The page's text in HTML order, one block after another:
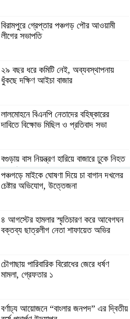
বিরামপুরে গ্রেপ্তার পঞ্চগড় পৌর আওয়ামী
লীগের সভাপতি
২৯ বছর ধরে কমিটি নেই, অব্যবস্থাপনায়
ধুঁকছে দক্ষিণ আইচা বাজার
লালমোহনে বিএনপি নেতাদের বহিষ্কারের
দাবিতে বিক্ষোভ মিছিল ও প্রতিবাদ সভা
বগুড়ায় বাস নিয়ন্ত্রণ হারিয়ে বাজারে ঢুকে নিহত
৭, আহত অন্তত ২৫
দু’পক্ষের পাল্টাপাল্টি অভিযোগ ও মামলা
অভিযোগ, থানায় মামলা ধর্ষক গ্রেফতার
দলীয় ঐক্যের স্মারকলিপি
পঞ্চগড়ে মাইকে ঘোষণা দিয়ে চা বাগান দখলের
চেষ্টার অভিযোগ, উত্তেজনা
৪ আগস্টের হামলার স্মৃতিচারণ করে আবেগঘন
বক্তব্য ছাত্রলীগ নেতা শাফায়েত অভির
চৌগাছায় পারিবারিক বিরোধের জেরে ধর্ষণ
মামলা, গ্রেফতার ১
বর্ণাঢ্য আয়োজনে “বাংলার জনপদ” এর দ্বিতীয়